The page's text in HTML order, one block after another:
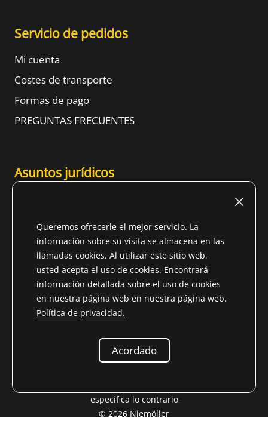
Servicio de pedidos
Mi cuenta
Costes de transporte
Formas de pago
PREGUNTAS FRECUENTES
Asuntos jurídicos
Derecho de retractación
TÉRMINOS Y CONDICIONES GENERALES
Información sobre protección de datos
Contento
© 2026 Niemöller
* Todos los precios incluyen el IVA del País no
especifica lo contrario
Queremos ofrecerle el mejor servicio. La
información sobre su visita se almacena en las
llamadas cookies. Al utilizar este sitio web,
usted acepta el uso de cookies. Encontrará
información detallada sobre el uso de cookies
en nuestra página web en nuestra página web.
Política de privacidad.
Acordado